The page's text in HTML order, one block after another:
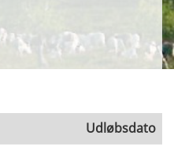
Udløbsdato